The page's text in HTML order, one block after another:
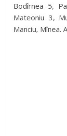
Bodîrnea 5,
Mateoniu 3,
Manciu, Mînea.